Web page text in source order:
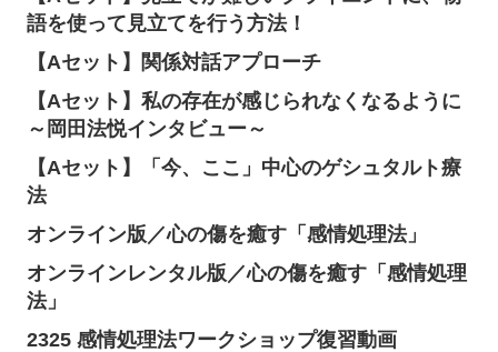
語を使って見立てを行う方法！
【Aセット】関係対話アプローチ
【Aセット】私の存在が感じられなくなるように
～岡田法悦インタビュー～
【Aセット】「今、ここ」中心のゲシュタルト療
法
オンライン版／心の傷を癒す「感情処理法」
オンラインレンタル版／心の傷を癒す「感情処理
法」
2325 感情処理法ワークショップ復習動画